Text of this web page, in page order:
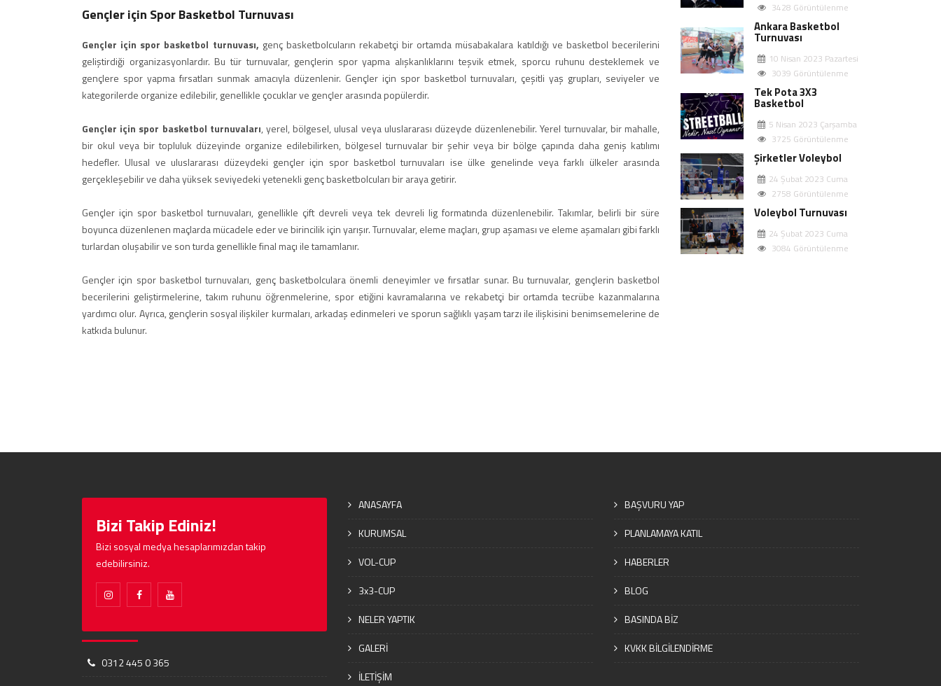
Gençler için Spor Basketbol Turnuvası
Gençler için spor basketbol turnuvası, genç basketbolcuların rekabetçi bir ortamda müsabakalara katıldığı ve basketbol becerilerini
geliştirdiği organizasyonlardır. Bu tür turnuvalar, gençlerin spor yapma alışkanlıklarını teşvik etmek, sporcu ruhunu desteklemek ve
gençlere spor yapma fırsatları sunmak amacıyla düzenlenir. Gençler için spor basketbol turnuvaları, çeşitli yaş grupları, seviyeler ve
kategorilerde organize edilebilir, genellikle çocuklar ve gençler arasında popülerdir.
Gençler için spor basketbol turnuvaları, yerel, bölgesel, ulusal veya uluslararası düzeyde düzenlenebilir. Yerel turnuvalar, bir mahalle,
bir okul veya bir topluluk düzeyinde organize edilebilirken, bölgesel turnuvalar bir şehir veya bir bölge çapında daha geniş katılımı
hedefler. Ulusal ve uluslararası düzeydeki gençler için spor basketbol turnuvaları ise ülke genelinde veya farklı ülkeler arasında
gerçekleşebilir ve daha yüksek seviyedeki yetenekli genç basketbolcuları bir araya getirir.
Gençler için spor basketbol turnuvaları, genellikle çift devreli veya tek devreli lig formatında düzenlenebilir. Takımlar, belirli bir süre
boyunca düzenlenen maçlarda mücadele eder ve birincilik için yarışır. Turnuvalar, eleme maçları, grup aşaması ve eleme aşamaları gibi farklı
turlardan oluşabilir ve son turda genellikle final maçı ile tamamlanır.
Gençler için spor basketbol turnuvaları, genç basketbolculara önemli deneyimler ve fırsatlar sunar. Bu turnuvalar, gençlerin basketbol
becerilerini geliştirmelerine, takım ruhunu öğrenmelerine, spor etiğini kavramalarına ve rekabetçi bir ortamda tecrübe kazanmalarına
yardımcı olur. Ayrıca, gençlerin sosyal ilişkiler kurmaları, arkadaş edinmeleri ve sporun sağlıklı yaşam tarzı ile ilişkisini benimsemelerine de
katkıda bulunur.
3428 Görüntülenme
Ankara Basketbol
Turnuvası
10 Nisan 2023 Pazartesi
3039 Görüntülenme
Tek Pota 3X3
Basketbol
5 Nisan 2023 Çarşamba
3725 Görüntülenme
Şirketler Voleybol
24 Şubat 2023 Cuma
2758 Görüntülenme
Voleybol Turnuvası
24 Şubat 2023 Cuma
3084 Görüntülenme
Bizi Takip Ediniz!
Bizi sosyal medya hesaplarımızdan takip
edebilirsiniz.
0312 445 0 365
ANASAYFA
KURUMSAL
VOL-CUP
3x3-CUP
NELER YAPTIK
GALERİ
İLETİŞİM
BAŞVURU YAP
PLANLAMAYA KATIL
HABERLER
BLOG
BASINDA BİZ
KVKK BİLGİLENDİRME